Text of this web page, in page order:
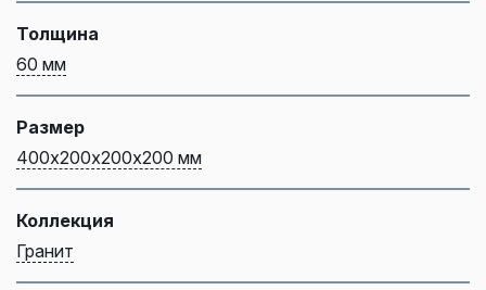
Толщина
60 мм
Размер
400х200х200х200 мм
Коллекция
Гранит